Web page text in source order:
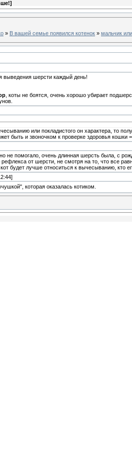
]
» В вашей семье появился котенок » мальчик
выведения шерсти каждый день!
, коты не боятся, очень хорошо убирает
или покладистого он характера, то
быть и звоночком к проверке здоровья
не помогало, очень длинная шерсть была, с
рефлекса от шерсти, не смотря на то, что все
будет лучше относиться к вычесыванию, кто
которая оказалась котиком.